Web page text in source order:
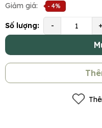
Giảm giá:
- 4%
Số lượng: - +